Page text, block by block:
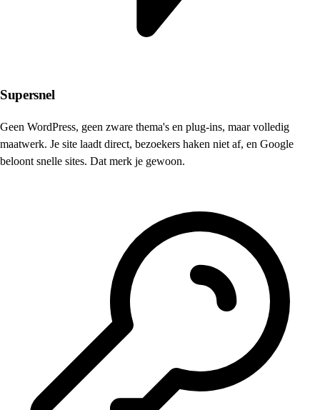
Supersnel
Geen WordPress, geen zware thema's en plug-ins, maar volledig
maatwerk. Je site laadt direct, bezoekers haken niet af, en Google
beloont snelle sites. Dat merk je gewoon.